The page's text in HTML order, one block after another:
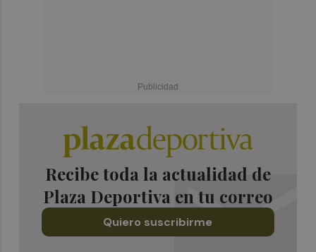
Recibe toda la actualidad de
Plaza Deportiva en tu correo
Quiero suscribirme